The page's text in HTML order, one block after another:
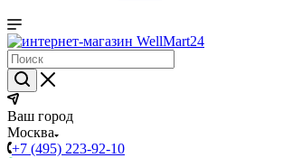
Ваш город
Москва
+7 (495) 223-92-10